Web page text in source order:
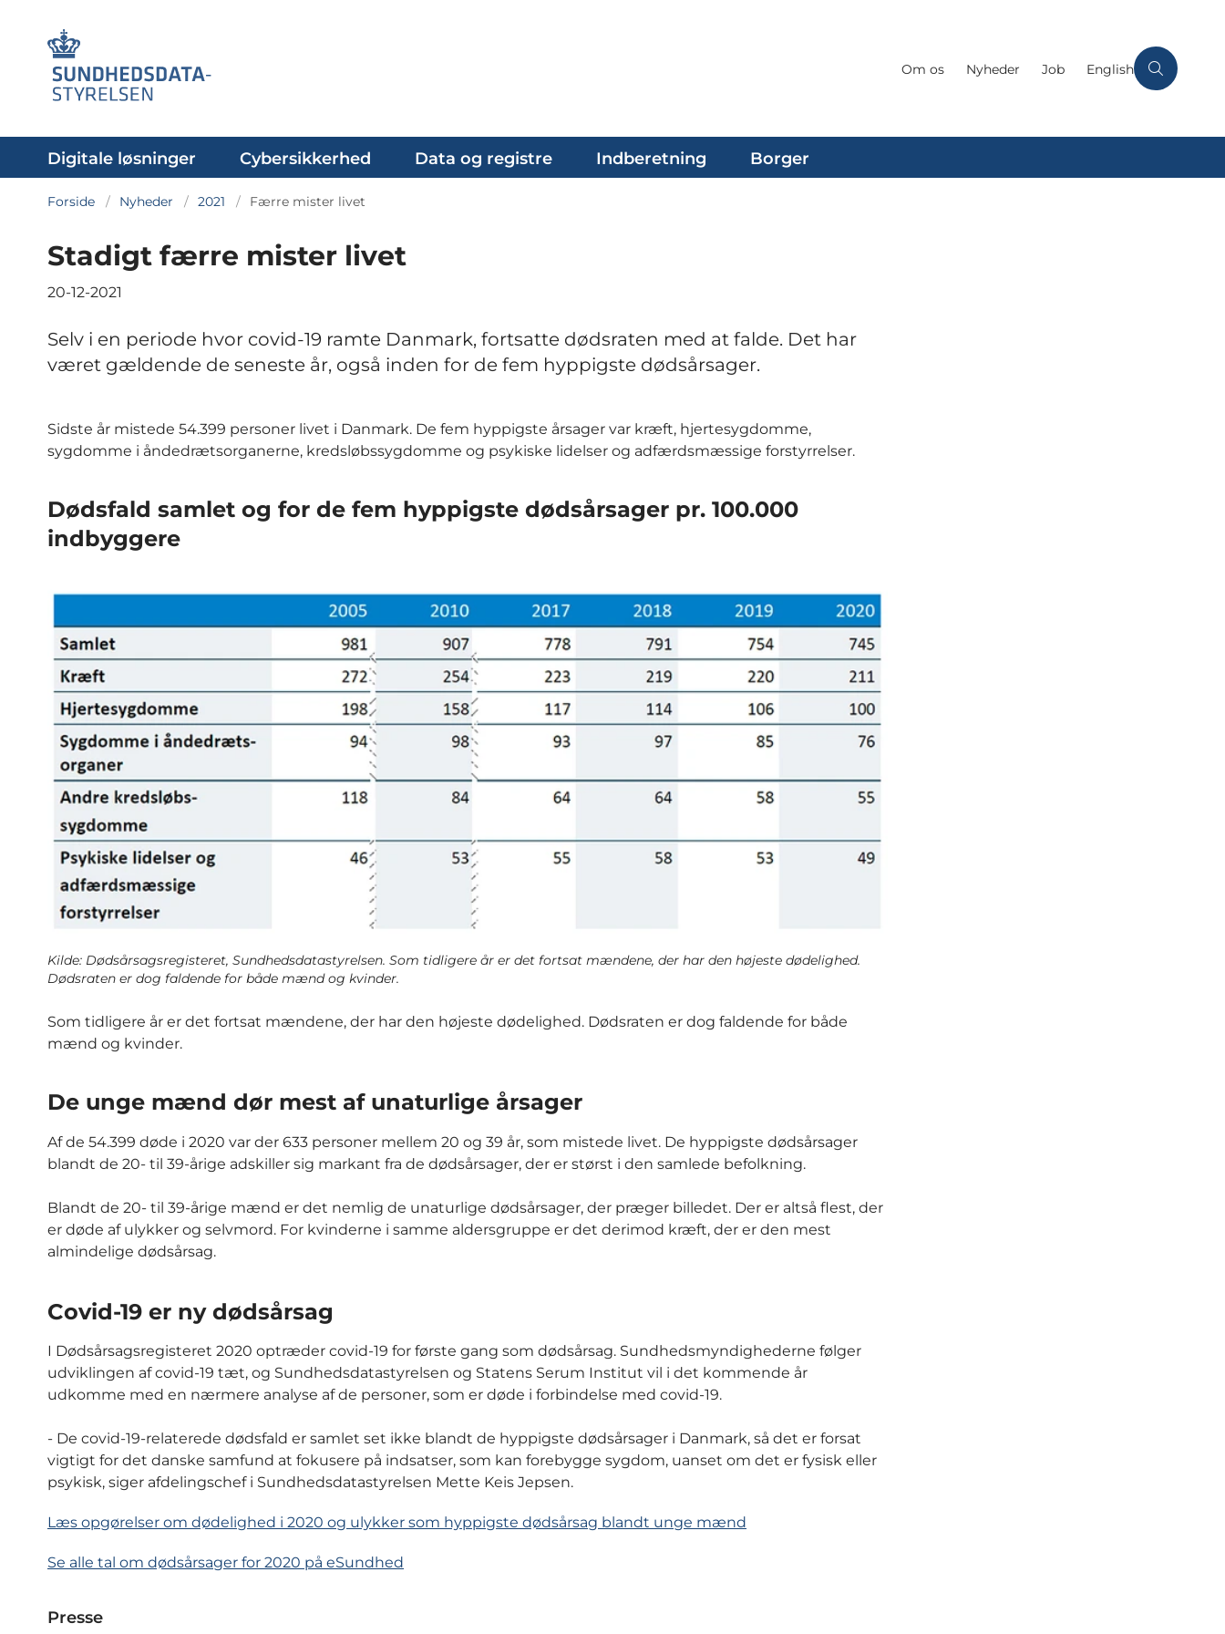
Om os Nyheder Job English
Digitale løsninger Cybersikkerhed Data og registre Indberetning Borger
Forside Nyheder 2021 Færre mister livet
Stadigt færre mister livet
20-12-2021
Selv i en periode hvor covid-19 ramte Danmark, fortsatte dødsraten med at falde. Det har
været gældende de seneste år, også inden for de fem hyppigste dødsårsager.
Sidste år mistede 54.399 personer livet i Danmark. De fem hyppigste årsager var kræft, hjertesygdomme,
sygdomme i åndedrætsorganerne, kredsløbssygdomme og psykiske lidelser og adfærdsmæssige forstyrrelser.
Dødsfald samlet og for de fem hyppigste dødsårsager pr. 100.000
indbyggere
Kilde: Dødsårsagsregisteret, Sundhedsdatastyrelsen. Som tidligere år er det fortsat mændene, der har den højeste dødelighed.
Dødsraten er dog faldende for både mænd og kvinder.
Som tidligere år er det fortsat mændene, der har den højeste dødelighed. Dødsraten er dog faldende for både
mænd og kvinder.
De unge mænd dør mest af unaturlige årsager
Af de 54.399 døde i 2020 var der 633 personer mellem 20 og 39 år, som mistede livet. De hyppigste dødsårsager
blandt de 20- til 39-årige adskiller sig markant fra de dødsårsager, der er størst i den samlede befolkning.
Blandt de 20- til 39-årige mænd er det nemlig de unaturlige dødsårsager, der præger billedet. Der er altså flest, der
er døde af ulykker og selvmord. For kvinderne i samme aldersgruppe er det derimod kræft, der er den mest
almindelige dødsårsag.
Covid-19 er ny dødsårsag
I Dødsårsagsregisteret 2020 optræder covid-19 for første gang som dødsårsag. Sundhedsmyndighederne følger
udviklingen af covid-19 tæt, og Sundhedsdatastyrelsen og Statens Serum Institut vil i det kommende år
udkomme med en nærmere analyse af de personer, som er døde i forbindelse med covid-19.
- De covid-19-relaterede dødsfald er samlet set ikke blandt de hyppigste dødsårsager i Danmark, så det er forsat
vigtigt for det danske samfund at fokusere på indsatser, som kan forebygge sygdom, uanset om det er fysisk eller
psykisk, siger afdelingschef i Sundhedsdatastyrelsen Mette Keis Jepsen.
Læs opgørelser om dødelighed i 2020 og ulykker som hyppigste dødsårsag blandt unge mænd
Se alle tal om dødsårsager for 2020 på eSundhed
Presse